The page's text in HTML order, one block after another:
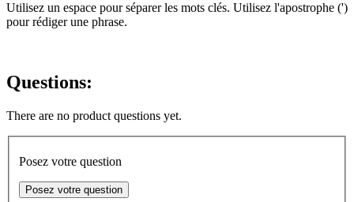
Utilisez un espace pour séparer les mots clés. Utilisez l'apostrophe (')
pour rédiger une phrase.
Questions:
There are no product questions yet.
Posez votre question
Posez votre question